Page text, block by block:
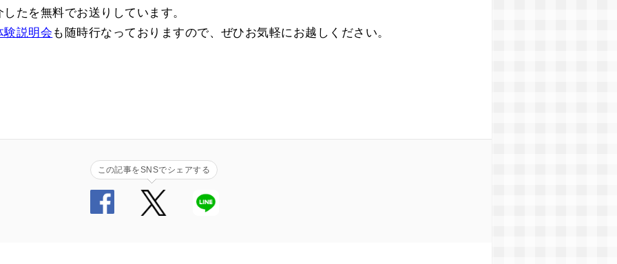
した を無料でお送りしています。
験説明会 も随時行なっておりますので、ぜひお気軽にお越しください。
この記事をSNSでシェアする